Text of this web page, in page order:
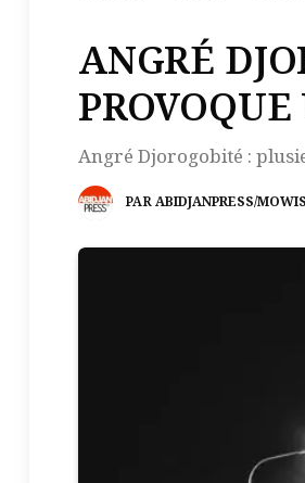
ANGRÉ
Angré Djorogobité :
PARABIDJANPRESS/